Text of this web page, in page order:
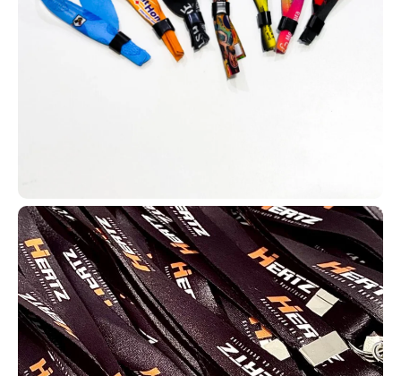
magnéticas ou versões simples. Isso permite a criação de
diversas automações e aplicações.
Com tantas opções de uso e tecnologia, os cartões em PVC
podem gerar diversas automações. Entre em contato com a
descontos para estudantes, como
meia-entrada em shows e cinemas,
muitas escolas e universidades
adotam carteirinhas escolares no
formato de cartão PVC, também
conhecidas como carteirinha do
estudante. Dessa forma,
oferecemos para diversas instituições de Jandira carteirinhas em
PVC com tecnologia RFID (por aproximação) ou sem tecnologia,